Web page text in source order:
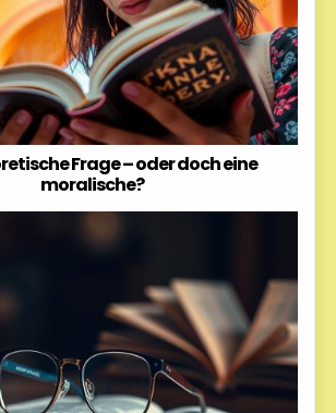
Frage – oder doch eine
moralische?